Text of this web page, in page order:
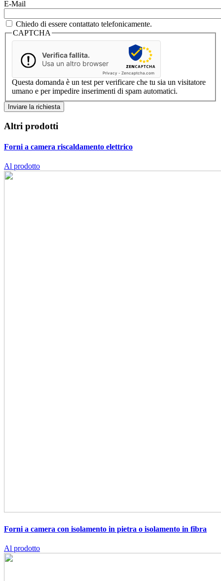
E-Mail
Chiedo di essere contattato telefonicamente.
CAPTCHA
Verifica fallita.
Usa un altro browser
Privacy - Zencaptcha.com
Questa domanda è un test per verificare che tu sia un visitatore
umano e per impedire inserimenti di spam automatici.
Altri prodotti
Forni a camera riscaldamento elettrico
Al prodotto
Forni a camera con isolamento in pietra o isolamento in fibra
Al prodotto